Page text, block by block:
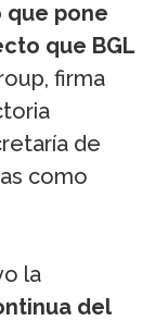
pone
que BGL
firma
de
como
la
del